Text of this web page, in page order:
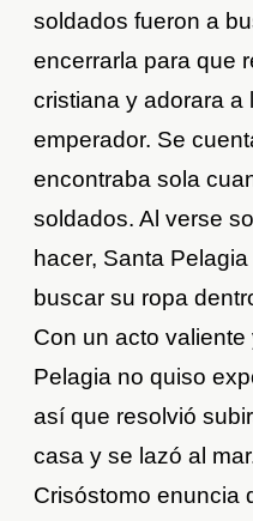
soldados fueron a
encerrarla para que
cristiana y adorara a
emperador. Se
encontraba sola
soldados. Al verse
hacer, Santa
buscar su ropa
Con un acto valiente
Pelagia no quiso
así que resolvió
casa y se lazó al
Crisóstomo enuncia